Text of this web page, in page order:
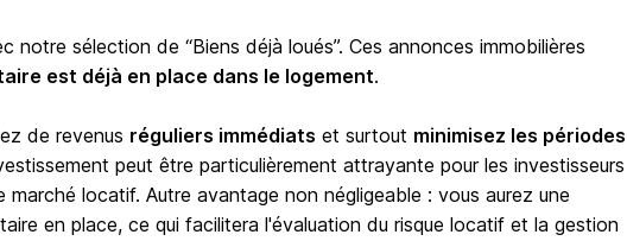
sélection de “Biens déjà loués”. Ces annonces immobilières
est déjà en place dans le logement.
de revenus réguliers immédiats et surtout minimisez les périodes
peut être particulièrement attrayante pour les investisseurs
locatif. Autre avantage non négligeable : vous aurez une
en place, ce qui facilitera l'évaluation du risque locatif et la gestion